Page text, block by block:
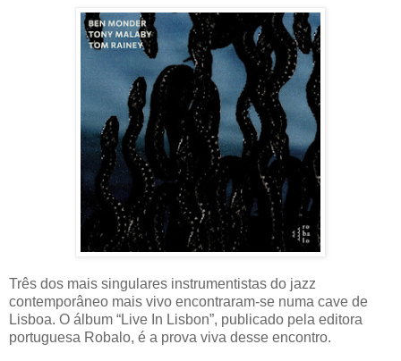
Três dos mais singulares instrumentistas do jazz
contemporâneo mais vivo encontraram-se numa cave de
Lisboa. O álbum “Live In Lisbon”, publicado pela editora
portuguesa Robalo, é a prova viva desse encontro.